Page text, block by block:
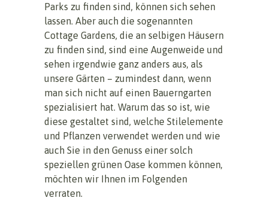
Parks zu finden sind, können sich sehen
lassen. Aber auch die sogenannten
Cottage Gardens, die an selbigen Häusern
zu finden sind, sind eine Augenweide und
sehen irgendwie ganz anders aus, als
unsere Gärten – zumindest dann, wenn
man sich nicht auf einen Bauerngarten
spezialisiert hat. Warum das so ist, wie
diese gestaltet sind, welche Stilelemente
und Pflanzen verwendet werden und wie
auch Sie in den Genuss einer solch
speziellen grünen Oase kommen können,
möchten wir Ihnen im Folgenden
verraten.